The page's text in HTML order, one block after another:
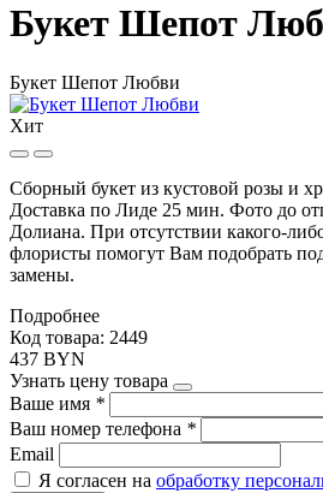
Букет Шепот
Букет Шепот Любви
Хит
Сборный букет из кустовой розы и
Доставка по Лиде 25 мин. Фото до
Долиана. При отсутствии какого-
флористы помогут Вам подобрать
замены.
Подробнее
Код товара: 2449
437 BYN
Узнать цену товара
Ваше имя *
Ваш номер телефона *
Email
Я согласен на обработку